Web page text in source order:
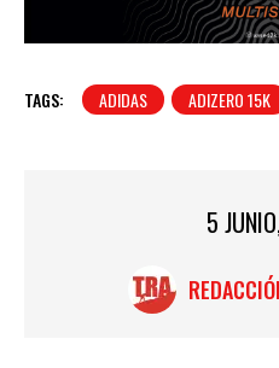
TAGS: ADIDAS ADIZERO 15K
5